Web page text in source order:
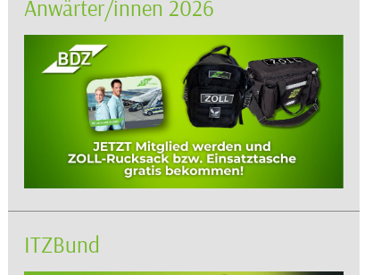
Anwärter/innen 2026
ITZBund